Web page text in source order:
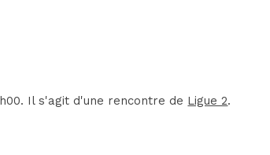
Il s'agit d'une rencontre de Ligue 2.